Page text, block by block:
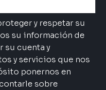
y respetar su
su información de
su cuenta y
y servicios que nos
ponernos en
sobre